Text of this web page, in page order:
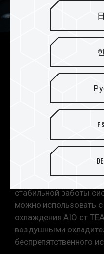
графеновый
лучшего
Твердотельный
PCIe 5.0 включает в
TEAMGROUP
графеновый
сопряжен с
альтернативными
стабильной работы
можно использовать
охлаждения AIO от
воздушными
беспрепятственного